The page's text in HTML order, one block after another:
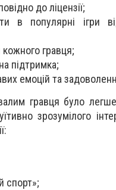
до ліцензії;
в популярні ігри
гравця;
підтримка;
емоцій та
гравця було
зрозумілого
спорт»;